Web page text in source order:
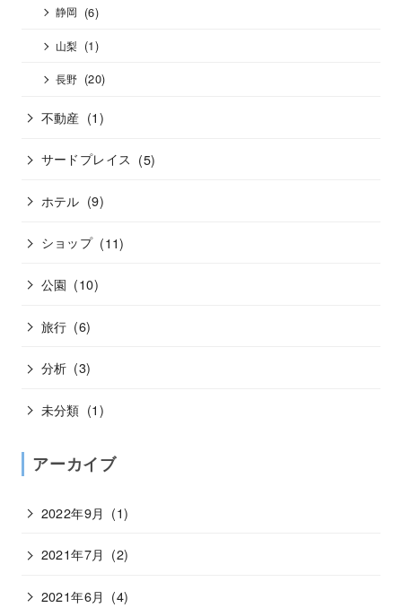
静岡 (6)
山梨 (1)
長野 (20)
不動産 (1)
サードプレイス (5)
ホテル (9)
ショップ (11)
公園 (10)
旅行 (6)
分析 (3)
未分類 (1)
アーカイブ
2022年9月 (1)
2021年7月 (2)
2021年6月 (4)